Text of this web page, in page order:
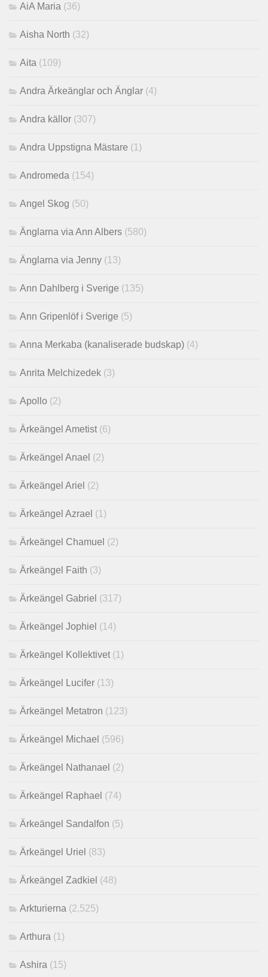
AiA Maria (36)
Aisha North (32)
Aita (109)
Andra Ärkeänglar och Änglar (4)
Andra källor (307)
Andra Uppstigna Mästare (1)
Andromeda (154)
Angel Skog (50)
Änglarna via Ann Albers (580)
Änglarna via Jenny (13)
Ann Dahlberg i Sverige (135)
Ann Gripenlöf i Sverige (5)
Anna Merkaba (kanaliserade budskap) (4)
Anrita Melchizedek (3)
Apollo (2)
Ärkeängel Ametist (6)
Ärkeängel Anael (2)
Ärkeängel Ariel (2)
Ärkeängel Azrael (1)
Ärkeängel Chamuel (2)
Ärkeängel Faith (3)
Ärkeängel Gabriel (317)
Ärkeängel Jophiel (14)
Ärkeängel Kollektivet (1)
Ärkeängel Lucifer (13)
Ärkeängel Metatron (123)
Ärkeängel Michael (596)
Ärkeängel Nathanael (2)
Ärkeängel Raphael (74)
Ärkeängel Sandalfon (5)
Ärkeängel Uriel (83)
Ärkeängel Zadkiel (48)
Arkturierna (2,525)
Arthura (1)
Ashira (15)